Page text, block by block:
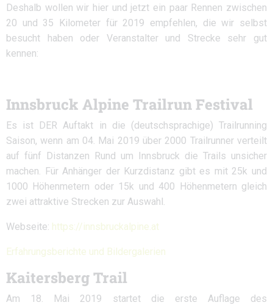
Deshalb wollen wir hier und jetzt ein paar Rennen zwischen
20 und 35 Kilometer für 2019 empfehlen, die wir selbst
besucht haben oder Veranstalter und Strecke sehr gut
kennen:
Innsbruck Alpine Trailrun Festival
Es ist DER Auftakt in die (deutschsprachige) Trailrunning
Saison, wenn am 04. Mai 2019 über 2000 Trailrunner verteilt
auf fünf Distanzen Rund um Innsbruck die Trails unsicher
machen. Für Anhänger der Kurzdistanz gibt es mit 25k und
1000 Höhenmetern oder 15k und 400 Höhenmetern gleich
zwei attraktive Strecken zur Auswahl.
Webseite: https://innsbruckalpine.at
Erfahrungsberichte und Bildergalerien
Kaitersberg Trail
Am 18. Mai 2019 startet die erste Auflage des